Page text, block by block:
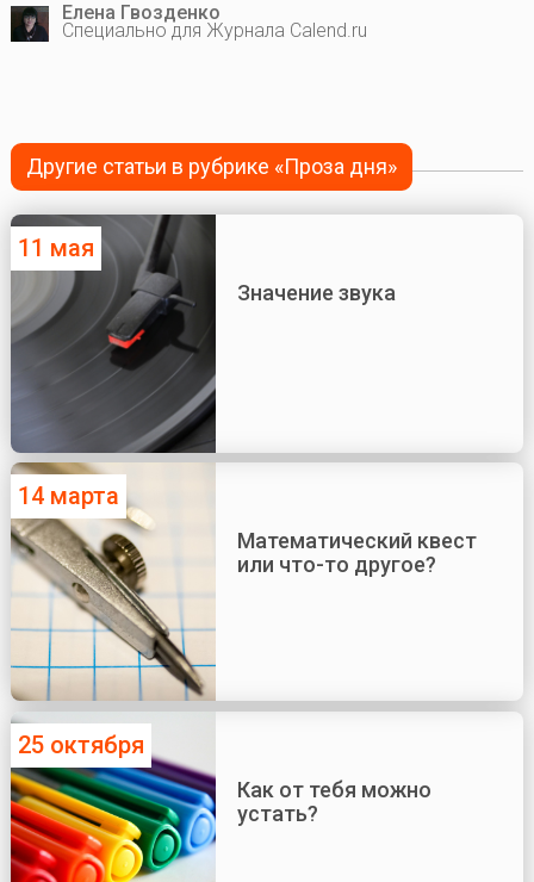
Елена Гвозденко
Специально для Журнала Calend.ru
Другие статьи в рубрике «Проза дня»
11 мая
Значение звука
14 марта
Математический квест
или что-то другое?
25 октября
Как от тебя можно
устать?